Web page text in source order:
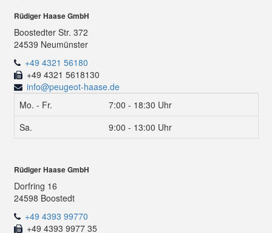
Rüdiger Haase GmbH
Boostedter Str. 372
24539 Neumünster
+49 4321 56180
+49 4321 5618130
info@peugeot-haase.de
Mo. - Fr.
7:00 - 18:30 Uhr
Sa.
9:00 - 13:00 Uhr
Rüdiger Haase GmbH
Dorfring 16
24598 Boostedt
+49 4393 99770
+49 4393 9977 35